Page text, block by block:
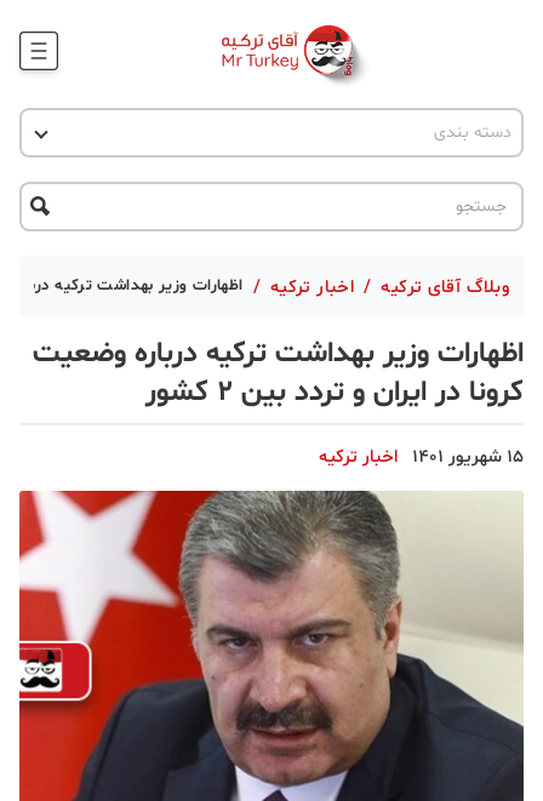
وبلاگ
جاذبه گردشگری
دسته بندی
اخبار ترکیه
پروژه ها
تحصیل در ترکیه
ترکیه گردی
حقوقی
وبلاگ آقای ترکیه / اخبار ترکیه / اظهارات وزیر بهداشت ترکیه درباره
اظهارات وزیر بهداشت ترکیه درباره وضعیت
کرونا در ایران و تردد بین ۲ کشور
15 شهریور 1401 اخبار ترکیه